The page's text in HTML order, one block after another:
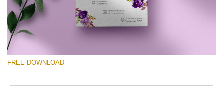
Free download
FREE DOWNLOAD